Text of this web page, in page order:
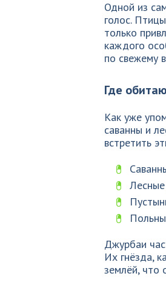
Одной из
голос.
только
каждого
по свежему
Где
Как уже
саванны и
встретить
Джурбаи
Их гнёзда,
землёй, что